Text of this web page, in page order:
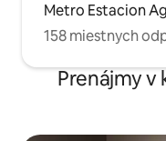
Metro Estacion
158 miestnych
Prenájmy v